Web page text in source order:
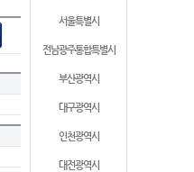
서울특별시
전남광주통합특별시
부산광역시
대구광역시
인천광역시
대전광역시